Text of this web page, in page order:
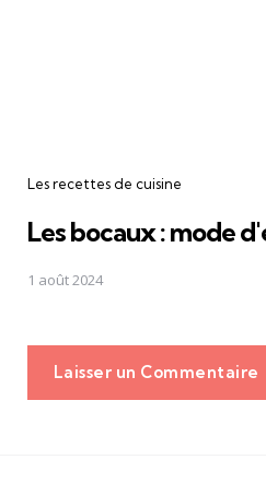
Les recettes de cuisine
Les bocaux : mode
1 août 2024
Laisser un Commentaire